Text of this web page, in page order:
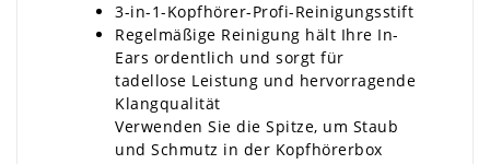
3-in-1-Kopfhörer-Profi-Reinigungsstift
Regelmäßige Reinigung hält Ihre In-
Ears ordentlich und sorgt für
tadellose Leistung und hervorragende
Klangqualität
Verwenden Sie die Spitze, um Staub
und Schmutz in der Kopfhörerbox